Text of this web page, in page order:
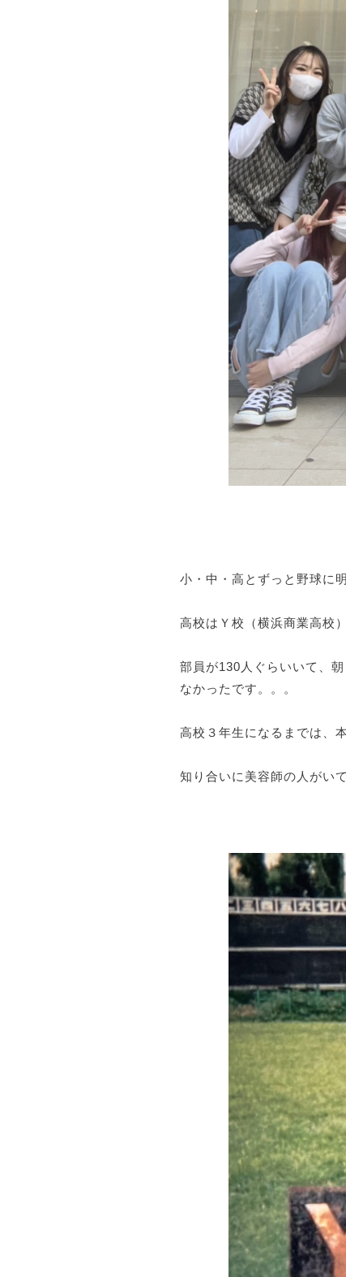
小・中・高とずっと野球に
高校はＹ校（横浜商業高校
部員が130人ぐらいいて、
なかったです。。。
高校３年生になるまでは、
知り合いに美容師の人がい